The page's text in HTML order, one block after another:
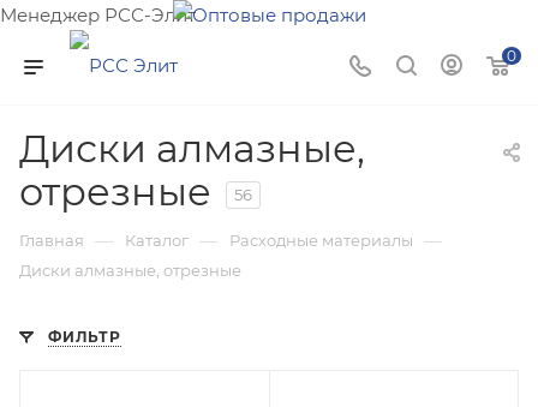
Менеджер РСС-Элит
Напишите нам и мы поможем подобрать товар именно
для Вас!
0
Диски алмазные,
отрезные
56
Главная — Каталог — Расходные материалы —
Диски алмазные, отрезные
ФИЛЬТР